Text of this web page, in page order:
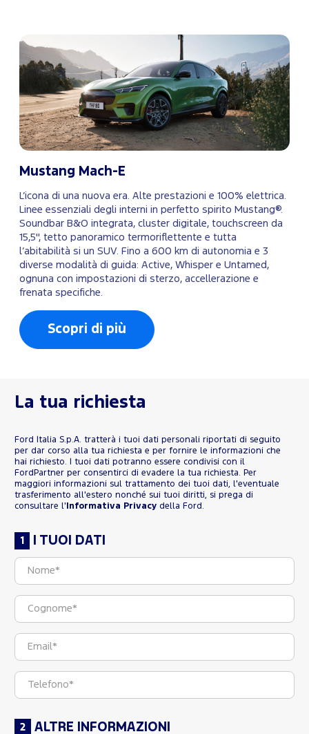
Mustang Mach-E
L’icona di una nuova era. Alte prestazioni e 100% elettrica.
Linee essenziali degli interni in perfetto spirito Mustang®.
Soundbar B&O integrata, cluster digitale, touchscreen da
15,5", tetto panoramico termoriflettente e tutta
l’abitabilità si un SUV. Fino a 600 km di autonomia e 3
diverse modalità di guida: Active, Whisper e Untamed,
ognuna con impostazioni di sterzo, accellerazione e
frenata specifiche.
Scopri di più
La tua richiesta
Ford Italia S.p.A. tratterà i tuoi dati personali riportati di seguito
per dar corso alla tua richiesta e per fornire le informazioni che
hai richiesto. I tuoi dati potranno essere condivisi con il
FordPartner per consentirci di evadere la tua richiesta. Per
maggiori informazioni sul trattamento dei tuoi dati, l'eventuale
trasferimento all'estero nonché sui tuoi diritti, si prega di
consultare l' Informativa Privacy della Ford.
I TUOI DATI
ALTRE INFORMAZIONI